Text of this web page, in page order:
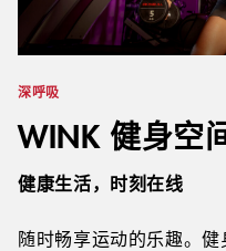
深呼吸
WINK 健身空
健康生活，时刻在线
随时畅享运动的乐趣。